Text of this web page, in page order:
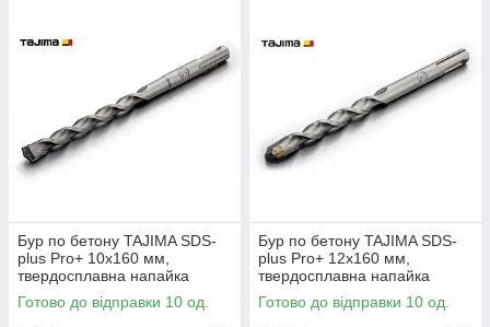
Бур по бетону TAJIMA SDS-
plus Pro+ 10x160 мм,
твердосплавна напайка
YG8C
Готово до відправки 10 од.
Бур по бетону TAJIMA SDS-
plus Pro+ 12x160 мм,
твердосплавна напайка
YG8C
Готово до відправки 10 од.